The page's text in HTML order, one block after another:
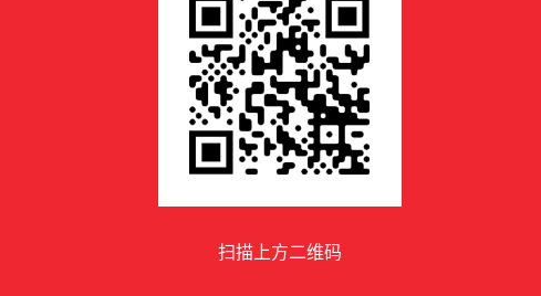
扫描上方二维码